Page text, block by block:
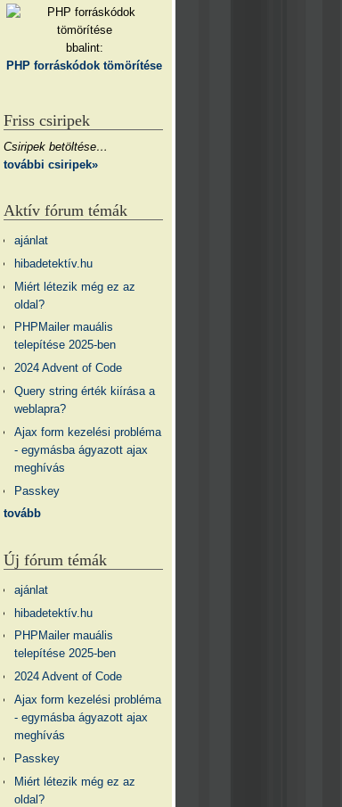
bbalint:
PHP forráskódok tömörítése
Friss csiripek
Csiripek betöltése…
további csiripek»
Aktív fórum témák
ajánlat
hibadetektív.hu
Miért létezik még ez az
oldal?
PHPMailer mauális
telepítése 2025-ben
2024 Advent of Code
Query string érték kiírása a
weblapra?
Ajax form kezelési probléma
- egymásba ágyazott ajax
meghívás
Passkey
tovább
Új fórum témák
ajánlat
hibadetektív.hu
PHPMailer mauális
telepítése 2025-ben
2024 Advent of Code
Ajax form kezelési probléma
- egymásba ágyazott ajax
meghívás
Passkey
Miért létezik még ez az
oldal?